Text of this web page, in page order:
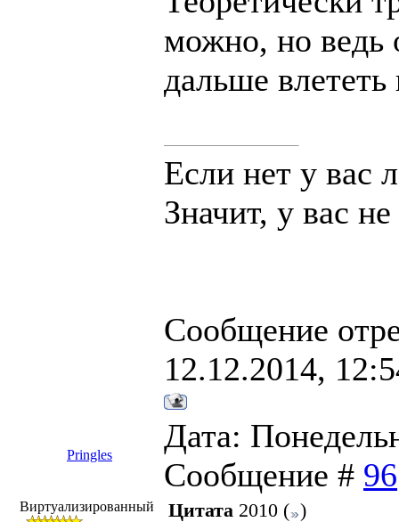
можно, но ведь
дальше
Если нет у вас
Значит, у вас
Сообщение
12.12.2014,
Pringles
Дата:
Сообщение # 96
Виртуализированный
Цитата 2010 ( )